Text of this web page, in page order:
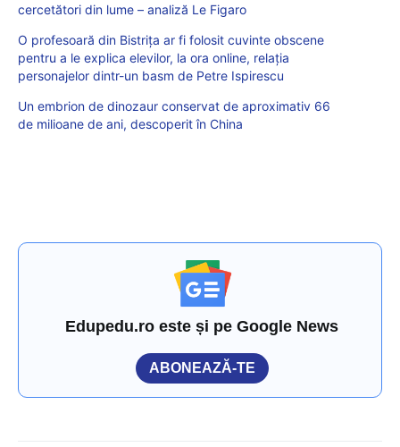
cercetători din lume – analiză Le Figaro
O profesoară din Bistrița ar fi folosit cuvinte obscene
pentru a le explica elevilor, la ora online, relația
personajelor dintr-un basm de Petre Ispirescu
Un embrion de dinozaur conservat de aproximativ 66
de milioane de ani, descoperit în China
Edupedu.ro este și pe Google News
ABONEAZĂ-TE